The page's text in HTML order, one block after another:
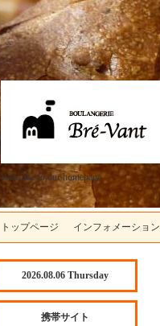
Welcome to our homepage
トップページ インフォメーション
2026.08.06 Thursday
携帯サイト